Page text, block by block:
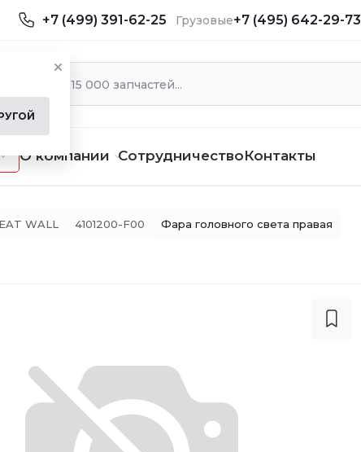
+7 (499) 391-62-25 Грузовые+7 (495) 642-29-73
О компании СотрудничествоКонтакты
WALL 4101200-F00 Фара головного света правая